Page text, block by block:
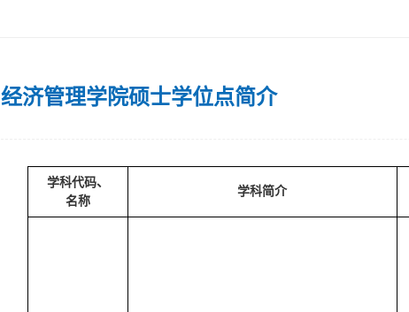
经济管理学院硕士学位点简介
学科代码、
名称
学科简介